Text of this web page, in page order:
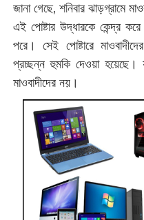
জানা গেছে, শনিবার ঝাড়গ্রামে
এই পোষ্টার উদ্ধারকে কেন্দ্র
পরে। সেই পোষ্টারে
প্রচ্ছন্ন হুমকি দেওয়া হয়েছে।
মাওবাদীদের নয়।